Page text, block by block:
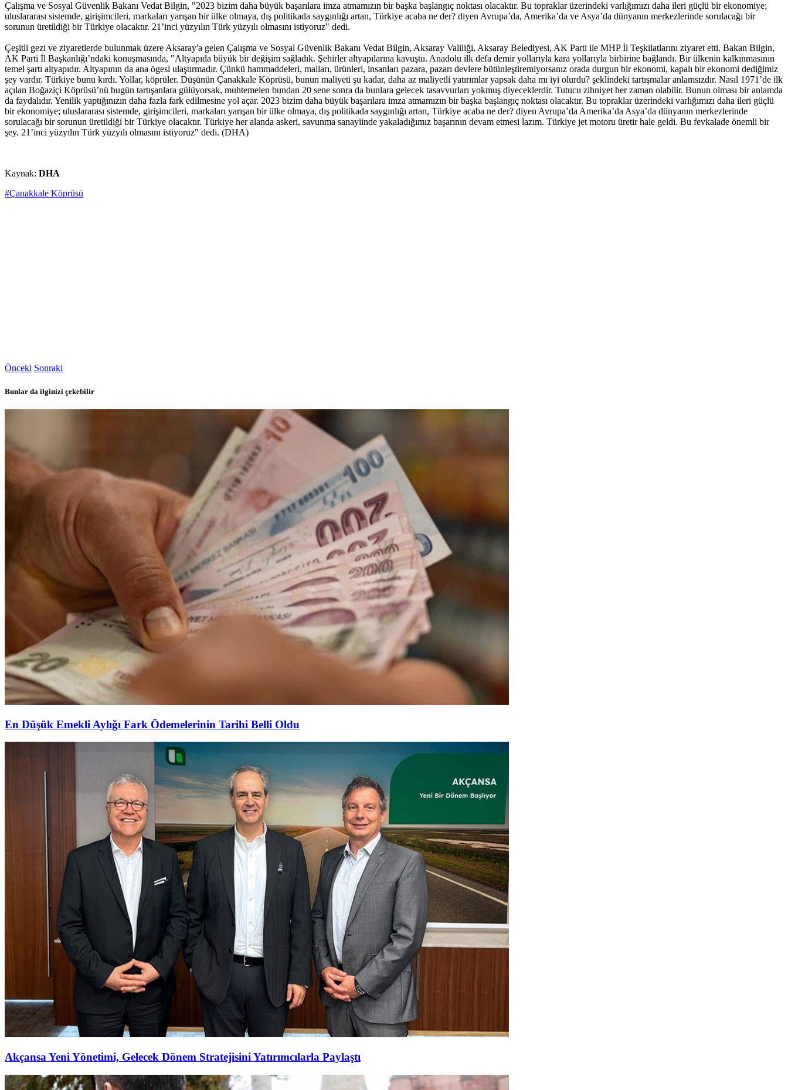
Çalışma ve Sosyal Güvenlik Bakanı Vedat Bilgin, "2023 bizim daha büyük başarılara imza atmamızın bir başka başlangıç noktası olacaktır. Bu topraklar üzerindeki varlığımızı daha ileri güçlü bir ekonomiye;
uluslararası sistemde, girişimcileri, markaları yarışan bir ülke olmaya, dış politikada saygınlığı artan, Türkiye acaba ne der? diyen Avrupa’da, Amerika’da ve Asya’da dünyanın merkezlerinde sorulacağı bir
sorunun üretildiği bir Türkiye olacaktır. 21’inci yüzyılın Türk yüzyılı olmasını istiyoruz" dedi.
Çeşitli gezi ve ziyaretlerde bulunmak üzere Aksaray'a gelen Çalışma ve Sosyal Güvenlik Bakanı Vedat Bilgin, Aksaray Valiliği, Aksaray Belediyesi, AK Parti ile MHP İl Teşkilatlarını ziyaret etti. Bakan Bilgin,
AK Parti İl Başkanlığı’ndaki konuşmasında, "Altyapıda büyük bir değişim sağladık. Şehirler altyapılarına kavuştu. Anadolu ilk defa demir yollarıyla kara yollarıyla birbirine bağlandı. Bir ülkenin kalkınmasının
temel şartı altyapıdır. Altyapının da ana ögesi ulaştırmadır. Çünkü hammaddeleri, malları, ürünleri, insanları pazara, pazarı devlere bütünleştiremiyorsanız orada durgun bir ekonomi, kapalı bir ekonomi dediğimiz
şey vardır. Türkiye bunu kırdı. Yollar, köprüler. Düşünün Çanakkale Köprüsü, bunun maliyeti şu kadar, daha az maliyetli yatırımlar yapsak daha mı iyi olurdu? şeklindeki tartışmalar anlamsızdır. Nasıl 1971’de ilk
açılan Boğaziçi Köprüsü’nü bugün tartışanlara gülüyorsak, muhtemelen bundan 20 sene sonra da bunlara gelecek tasavvurları yokmuş diyeceklerdir. Tutucu zihniyet her zaman olabilir. Bunun olması bir anlamda
da faydalıdır. Yenilik yaptığınızın daha fazla fark edilmesine yol açar. 2023 bizim daha büyük başarılara imza atmamızın bir başka başlangıç noktası olacaktır. Bu topraklar üzerindeki varlığımızı daha ileri güçlü
bir ekonomiye; uluslararası sistemde, girişimcileri, markaları yarışan bir ülke olmaya, dış politikada saygınlığı artan, Türkiye acaba ne der? diyen Avrupa’da Amerika’da Asya’da dünyanın merkezlerinde
sorulacağı bir sorunun üretildiği bir Türkiye olacaktır. Türkiye her alanda askeri, savunma sanayiinde yakaladığımız başarının devam etmesi lazım. Türkiye jet motoru üretir hale geldi. Bu fevkalade önemli bir
şey. 21’inci yüzyılın Türk yüzyılı olmasını istiyoruz" dedi. (DHA)
Kaynak: DHA
#Çanakkale Köprüsü
Önceki Sonraki
Bunlar da ilginizi çekebilir
En Düşük Emekli Aylığı Fark Ödemelerinin Tarihi Belli Oldu
Akçansa Yeni Yönetimi, Gelecek Dönem Stratejisini Yatırımcılarla Paylaştı